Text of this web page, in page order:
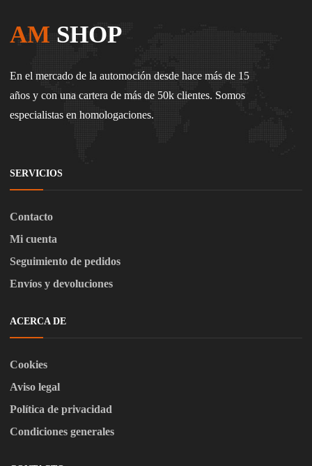
AM SHOP
En el mercado de la automoción desde hace más de 15
años y con una cartera de más de 50k clientes. Somos
especialistas en homologaciones.
SERVICIOS
Contacto
Mi cuenta
Seguimiento de pedidos
Envíos y devoluciones
ACERCA DE
Cookies
Aviso legal
Política de privacidad
Condiciones generales